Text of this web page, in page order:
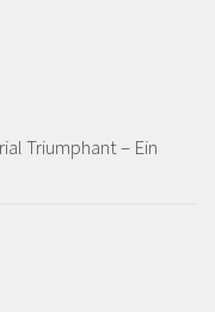
Triumphant – Ein